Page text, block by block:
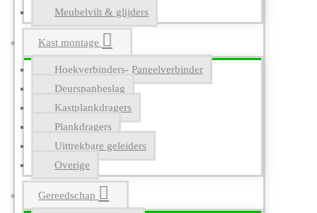
Meubelvilt & glijders
Kast montage
Hoekverbinders- Paneelverbinder
Deurspanbeslag
Kastplankdragers
Plankdragers
Uittrekbare geleiders
Overige
Gereedschap